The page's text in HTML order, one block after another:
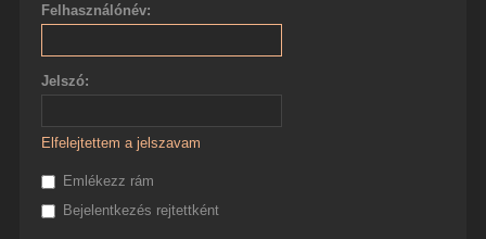
Felhasználónév:
Jelszó:
Elfelejtettem a jelszavam
Emlékezz rám
Bejelentkezés rejtettként